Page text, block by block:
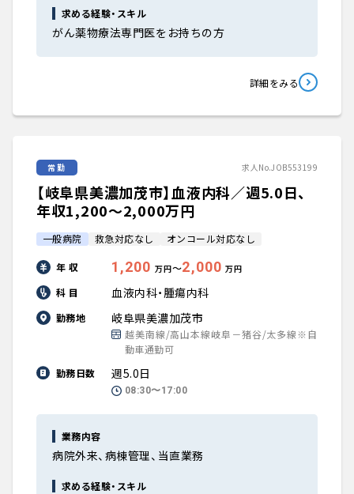
求める経験・スキル
がん薬物療法専門医をお持ちの方
詳細をみる
常勤 求人No.JOB553199
【岐阜県美濃加茂市】血液内科／週5.0日、
年収1,200〜2,000万円
一般病院 救急対応なし オンコール対応なし
年 収 1,200 万円〜2,000 万円
科 目 血液内科・腫瘍内科
勤務地 岐阜県美濃加茂市
越美南線/高山本線岐阜－猪谷/太多線※自
動車通勤可
勤務日数
週5.0日
08:30〜17:00
業務内容
病院外来、病棟管理、当直業務
求める経験・スキル